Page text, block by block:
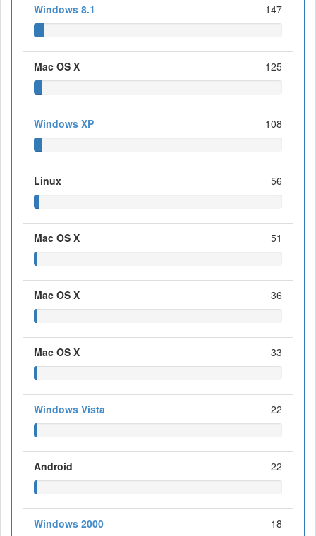
Windows 8.1 147
Mac OS X 125
Windows XP 108
Linux 56
Mac OS X 51
Mac OS X 36
Mac OS X 33
Windows Vista 22
Android 22
Windows 2000 18